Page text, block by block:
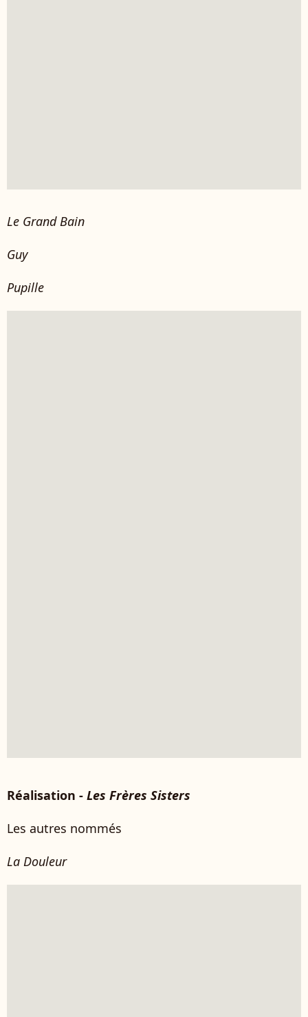
Le Grand Bain
Guy
Pupille
Réalisation - Les Frères Sisters
Les autres nommés
La Douleur